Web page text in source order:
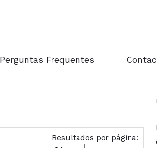
Perguntas Frequentes
Resultados por página: